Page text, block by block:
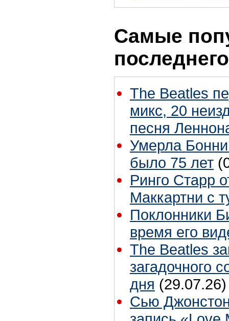
Самые
The Beatles
микс, 20
песня
Умерла
было 75 лет
Ринго Старр
Маккартни с
Поклонники
время его
The Beatles
загадочного
дня (29.07.26)
Сью